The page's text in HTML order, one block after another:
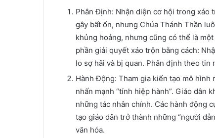
Phân Định: Nhận diện cơ hội trong xáo
gây bất ổn, nhưng Chúa Thánh Thần
khủng hoảng, nhưng cũng có thể là
phần giải quyết xáo trộn bằng cách:
lo sợ hãi và bị quan. Phân định theo tin
Hành Động: Tham gia kiến tạo mô
nhấn mạnh “tính hiệp hành”. Giáo dân
những tác nhân chính. Các hành động
tạo giáo dân trở thành những “người
văn hóa.